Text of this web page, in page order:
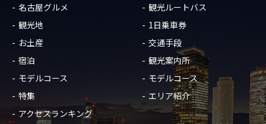
名古屋グルメ
観光地
お土産
宿泊
モデルコース
特集
アクセスランキング
観光ルートバス
1日乗車券
交通手段
観光案内所
モデルコース
エリア紹介